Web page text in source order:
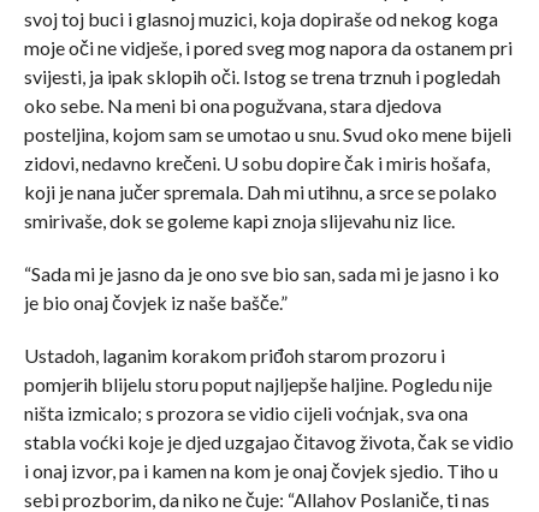
svoj toj buci i glasnoj muzici, koja dopiraše od nekog koga
moje oči ne vidješe, i pored sveg mog napora da ostanem pri
svijesti, ja ipak sklopih oči. Istog se trena trznuh i pogledah
oko sebe. Na meni bi ona pogužvana, stara djedova
posteljina, kojom sam se umotao u snu. Svud oko mene bijeli
zidovi, nedavno krečeni. U sobu dopire čak i miris hošafa,
koji je nana jučer spremala. Dah mi utihnu, a srce se polako
smirivaše, dok se goleme kapi znoja slijevahu niz lice.
“Sada mi je jasno da je ono sve bio san, sada mi je jasno i ko
je bio onaj čovjek iz naše bašče.”
Ustadoh, laganim korakom priđoh starom prozoru i
pomjerih blijelu storu poput najljepše haljine. Pogledu nije
ništa izmicalo; s prozora se vidio cijeli voćnjak, sva ona
stabla voćki koje je djed uzgajao čitavog života, čak se vidio
i onaj izvor, pa i kamen na kom je onaj čovjek sjedio. Tiho u
sebi prozborim, da niko ne čuje: “Allahov Poslaniče, ti nas